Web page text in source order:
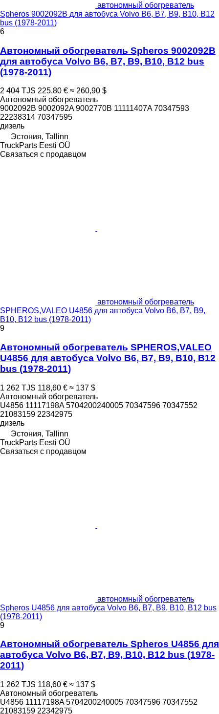
автономный обогреватель
Spheros 9002092B для автобуса Volvo B6, B7, B9, B10, B12
bus (1978-2011)
6
Автономный обогреватель Spheros 9002092B
для автобуса Volvo B6, B7, B9, B10, B12 bus
(1978-2011)
2 404 TJS 225,80 € ≈ 260,90 $
Автономный обогреватель
9002092B 9002092A 9002770B 11111407A 70347593
22238314 70347595
дизель
Эстония, Tallinn
TruckParts Eesti OÜ
Связаться с продавцом
автономный обогреватель
SPHEROS,VALEO U4856 для автобуса Volvo B6, B7, B9,
B10, B12 bus (1978-2011)
9
Автономный обогреватель SPHEROS,VALEO
U4856 для автобуса Volvo B6, B7, B9, B10, B12
bus (1978-2011)
1 262 TJS 118,60 € ≈ 137 $
Автономный обогреватель
U4856 11117198A 5704200240005 70347596 70347552
21083159 22342975
дизель
Эстония, Tallinn
TruckParts Eesti OÜ
Связаться с продавцом
автономный обогреватель
Spheros U4856 для автобуса Volvo B6, B7, B9, B10, B12 bus
(1978-2011)
9
Автономный обогреватель Spheros U4856 для
автобуса Volvo B6, B7, B9, B10, B12 bus (1978-
2011)
1 262 TJS 118,60 € ≈ 137 $
Автономный обогреватель
U4856 11117198A 5704200240005 70347596 70347552
21083159 22342975